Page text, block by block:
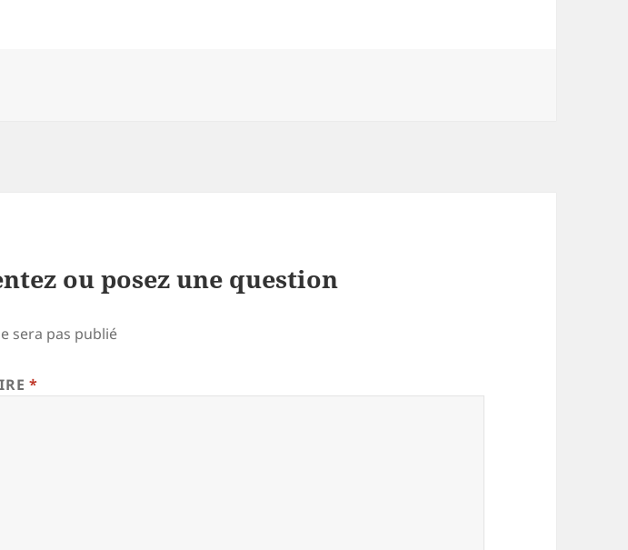
ou posez une question
sera pas publié
*